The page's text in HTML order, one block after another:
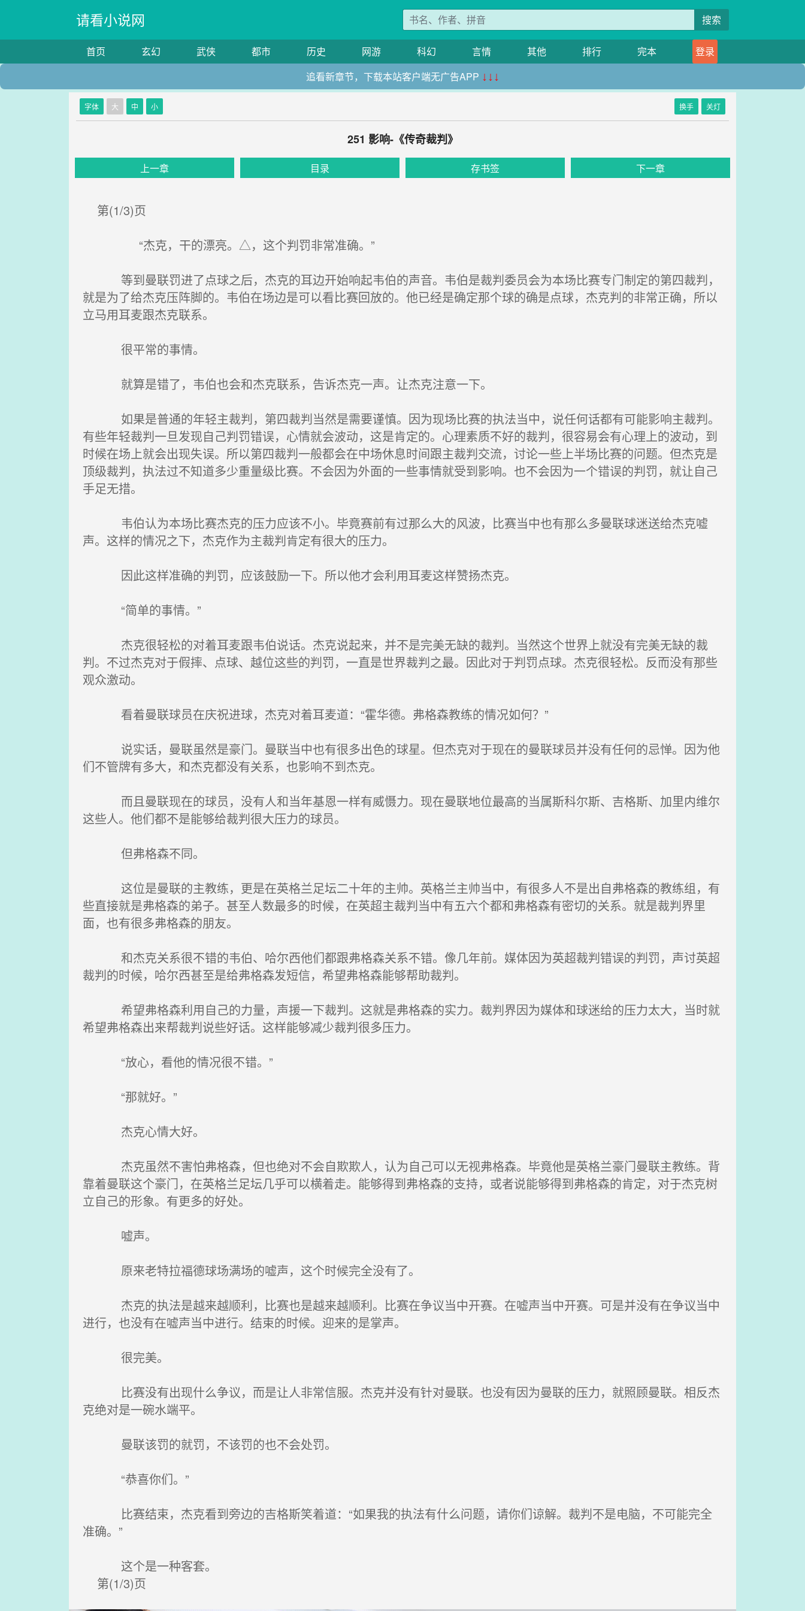
请看小说网 搜索
首页 玄幻 武侠 都市 历史 网游 科幻 言情 其他 排行 完本
登录
追看新章节，下载本站客户端无广告APP ↓↓↓
字体 大 中 小 换手 关灯
251 影响-《传奇裁判》
上一章 目录 存书签 下一章
第(1/3)页
“杰克，干的漂亮。△，这个判罚非常准确。”
等到曼联罚进了点球之后，杰克的耳边开始响起韦伯的声音。韦伯是裁判委员会为本场比赛专门制定的第四裁判，
就是为了给杰克压阵脚的。韦伯在场边是可以看比赛回放的。他已经是确定那个球的确是点球，杰克判的非常正确，所以
立马用耳麦跟杰克联系。
很平常的事情。
就算是错了，韦伯也会和杰克联系，告诉杰克一声。让杰克注意一下。
如果是普通的年轻主裁判，第四裁判当然是需要谨慎。因为现场比赛的执法当中，说任何话都有可能影响主裁判。
有些年轻裁判一旦发现自己判罚错误，心情就会波动，这是肯定的。心理素质不好的裁判，很容易会有心理上的波动，到
时候在场上就会出现失误。所以第四裁判一般都会在中场休息时间跟主裁判交流，讨论一些上半场比赛的问题。但杰克是
顶级裁判，执法过不知道多少重量级比赛。不会因为外面的一些事情就受到影响。也不会因为一个错误的判罚，就让自己
手足无措。
韦伯认为本场比赛杰克的压力应该不小。毕竟赛前有过那么大的风波，比赛当中也有那么多曼联球迷送给杰克嘘
声。这样的情况之下，杰克作为主裁判肯定有很大的压力。
因此这样准确的判罚，应该鼓励一下。所以他才会利用耳麦这样赞扬杰克。
“简单的事情。”
杰克很轻松的对着耳麦跟韦伯说话。杰克说起来，并不是完美无缺的裁判。当然这个世界上就没有完美无缺的裁
判。不过杰克对于假摔、点球、越位这些的判罚，一直是世界裁判之最。因此对于判罚点球。杰克很轻松。反而没有那些
观众激动。
看着曼联球员在庆祝进球，杰克对着耳麦道：“霍华德。弗格森教练的情况如何？”
说实话，曼联虽然是豪门。曼联当中也有很多出色的球星。但杰克对于现在的曼联球员并没有任何的忌惮。因为他
们不管牌有多大，和杰克都没有关系，也影响不到杰克。
而且曼联现在的球员，没有人和当年基恩一样有威慑力。现在曼联地位最高的当属斯科尔斯、吉格斯、加里内维尔
这些人。他们都不是能够给裁判很大压力的球员。
但弗格森不同。
这位是曼联的主教练，更是在英格兰足坛二十年的主帅。英格兰主帅当中，有很多人不是出自弗格森的教练组，有
些直接就是弗格森的弟子。甚至人数最多的时候，在英超主裁判当中有五六个都和弗格森有密切的关系。就是裁判界里
面，也有很多弗格森的朋友。
和杰克关系很不错的韦伯、哈尔西他们都跟弗格森关系不错。像几年前。媒体因为英超裁判错误的判罚，声讨英超
裁判的时候，哈尔西甚至是给弗格森发短信，希望弗格森能够帮助裁判。
希望弗格森利用自己的力量，声援一下裁判。这就是弗格森的实力。裁判界因为媒体和球迷给的压力太大，当时就
希望弗格森出来帮裁判说些好话。这样能够减少裁判很多压力。
“放心，看他的情况很不错。”
“那就好。”
杰克心情大好。
杰克虽然不害怕弗格森，但也绝对不会自欺欺人，认为自己可以无视弗格森。毕竟他是英格兰豪门曼联主教练。背
靠着曼联这个豪门，在英格兰足坛几乎可以横着走。能够得到弗格森的支持，或者说能够得到弗格森的肯定，对于杰克树
立自己的形象。有更多的好处。
嘘声。
原来老特拉福德球场满场的嘘声，这个时候完全没有了。
杰克的执法是越来越顺利，比赛也是越来越顺利。比赛在争议当中开赛。在嘘声当中开赛。可是并没有在争议当中
进行，也没有在嘘声当中进行。结束的时候。迎来的是掌声。
很完美。
比赛没有出现什么争议，而是让人非常信服。杰克并没有针对曼联。也没有因为曼联的压力，就照顾曼联。相反杰
克绝对是一碗水端平。
曼联该罚的就罚，不该罚的也不会处罚。
“恭喜你们。”
比赛结束，杰克看到旁边的吉格斯笑着道：“如果我的执法有什么问题，请你们谅解。裁判不是电脑，不可能完全
准确。”
这个是一种客套。
第(1/3)页